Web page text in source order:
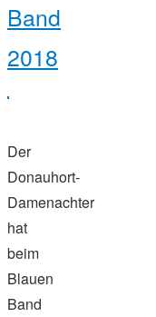
Band
2018
Der
Donauhort-
Damenachter
hat
beim
Blauen
Band